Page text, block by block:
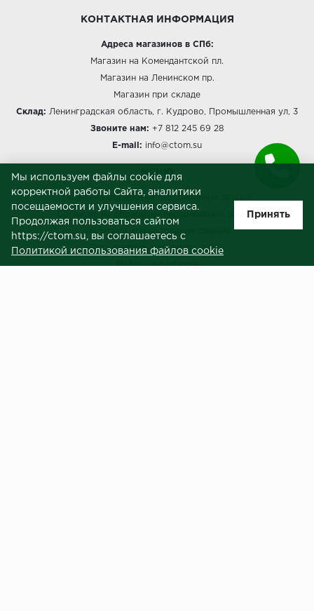
КОНТАКТНАЯ ИНФОРМАЦИЯ
Адреса магазинов в СПб:
Магазин на Комендантской пл.
Магазин на Ленинском пр.
Магазин при складе
Склад: Ленинградская область, г. Кудрово, Промышленная ул, 3
Звоните нам: +7 812 245 69 28
E-mail: info@ctom.su
МЕНЮ
Политика обработки персональных данных
Согласие на обработку персональных данных
Пользовательское соглашение
Публичная оферта
Мы используем файлы cookie для
корректной работы Сайта, аналитики
посещаемости и улучшения сервиса.
Продолжая пользоваться сайтом
https://ctom.su, вы соглашаетесь с
Политикой использования файлов cookie
Принять